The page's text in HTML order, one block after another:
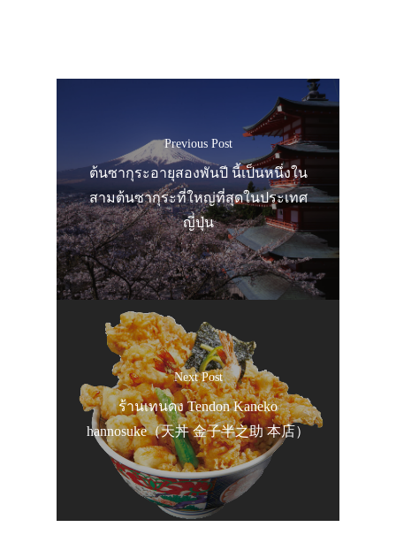
Previous Post
ต้นซากุระอายุสองพันปี นี้เป็นหนึ่งใน
สามต้นซากุระที่ใหญ่ที่สุดในประเทศ
ญี่ปุ่น
Next Post
ร้านเทนดง Tendon Kaneko
hannosuke（天丼 金子半之助 本店）
ประเทศญี่ปุ่น